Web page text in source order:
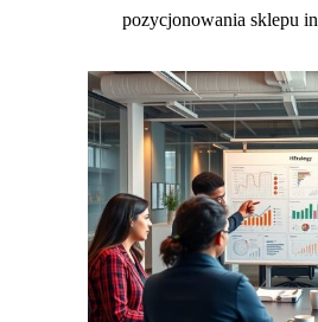
pozycjonowania sklepu